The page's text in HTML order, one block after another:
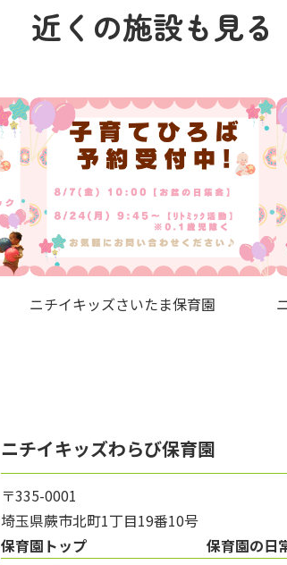
近くの施設も見る
ニチイキッズさいたま保育園
ニチイキッズわらび保育園
〒335-0001
埼玉県蕨市北町1丁目19番10号
保育園トップ 保育園の日